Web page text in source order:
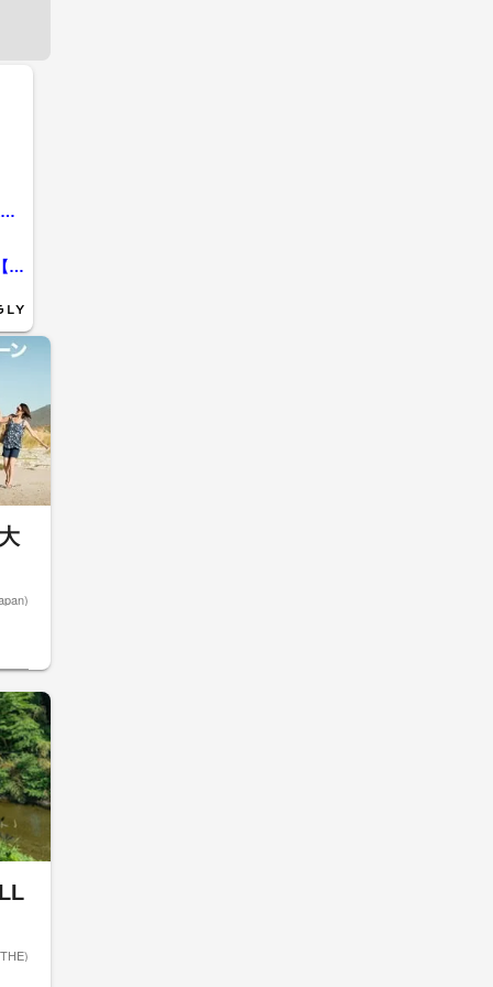
【詳報】「軽自動車が急に対向車線にはみ出してきた」大型トラックと正面衝突…大破した車運転の56歳男性が死亡 安来道路が約3時間通行止め 正午過ぎに規制解除（島根...
鳥取県内の山陰道で事故相次ぐ要因は…連続トンネルと高低差で「速度が一定に保てない」危険を誘発か GW期間中も多発【鳥取発】